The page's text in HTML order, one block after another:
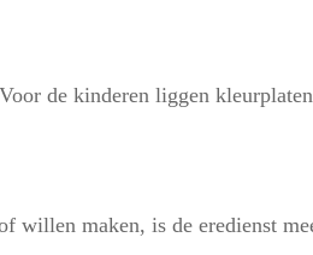
de kinderen liggen kleurplaten
willen maken, is de eredienst